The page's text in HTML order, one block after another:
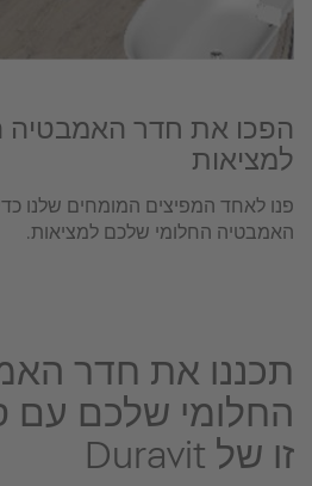
הפכו את חדר האמבטיה
למציאות
פנו לאחד המפיצים המומחים שלנו
האמבטיה החלומי שלכם למציאות.
תכננו את חדר
החלומי שלכם עם
זו של Duravit